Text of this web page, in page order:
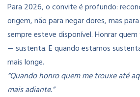
Para 2026, o convite é profundo:
origem, não para negar dores, mas
sempre esteve disponível. Honrar
— sustenta. E quando estamos
mais longe.
“Quando honro quem me trouxe até
mais adiante.”